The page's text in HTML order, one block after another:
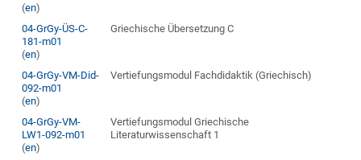
(en)
04-GrGy-ÜS-C-
181-m01
(en)
Griechische Übersetzung C
04-GrGy-VM-Did-
092-m01
(en)
Vertiefungsmodul Fachdidaktik (Griechisch)
04-GrGy-VM-
LW1-092-m01
(en)
Vertiefungsmodul Griechische
Literaturwissenschaft 1